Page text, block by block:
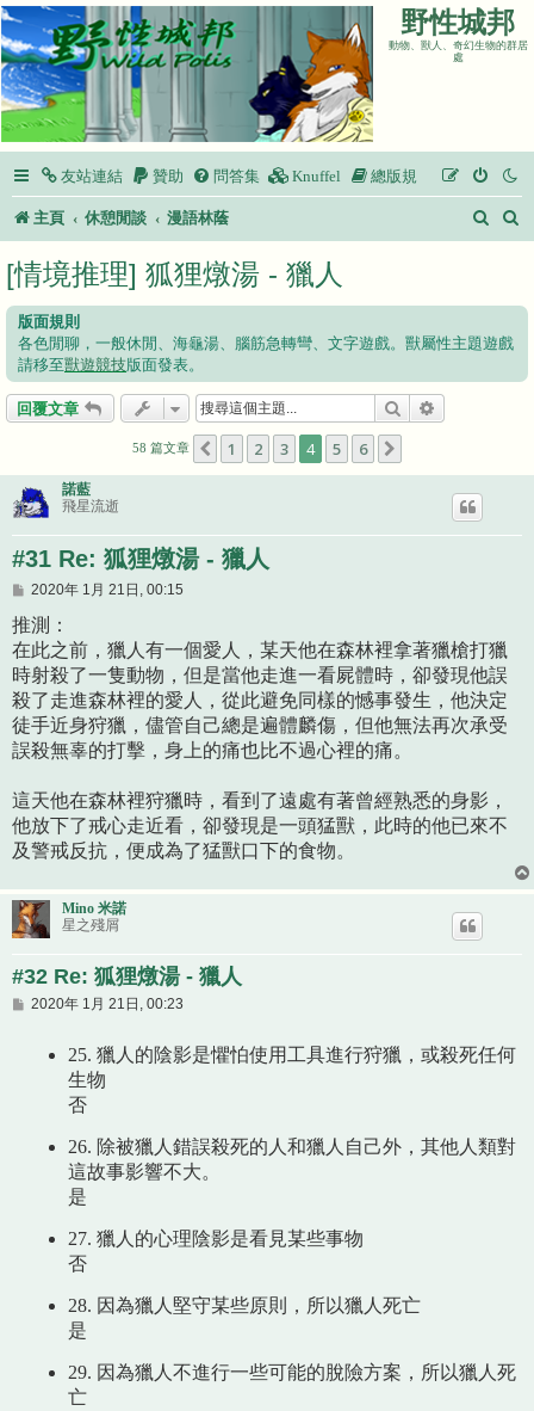
野性城邦
動物、獸人、奇幻生物的群居
處
友站連結 贊助 問答集 Knuffel 總版規
主頁 休憩閒談 漫語林蔭
搜
[情境推理] 狐狸燉湯 - 獵人
版面規則
各色閒聊，一般休閒、海龜湯、腦筋急轉彎、文字遊戲。獸屬性主題遊戲
請移至獸遊競技版面發表。
回覆文章 搜尋
58 篇文章 上一頁
1 2 3 4 5 6
諾藍
飛星流逝
#31 Re: 狐狸燉湯 - 獵人
文
2020年 1月 21日, 00:15
推測：
在此之前，獵人有一個愛人，某天他在森林裡拿著獵槍打獵
時射殺了一隻動物，但是當他走進一看屍體時，卻發現他誤
殺了走進森林裡的愛人，從此避免同樣的憾事發生，他決定
徒手近身狩獵，儘管自己總是遍體麟傷，但他無法再次承受
誤殺無辜的打擊，身上的痛也比不過心裡的痛。
這天他在森林裡狩獵時，看到了遠處有著曾經熟悉的身影，
他放下了戒心走近看，卻發現是一頭猛獸，此時的他已來不
及警戒反抗，便成為了猛獸口下的食物。
Mino 米諾
星之殘屑
#32 Re: 狐狸燉湯 - 獵人
文
2020年 1月 21日, 00:23
25. 獵人的陰影是懼怕使用工具進行狩獵，或殺死任何
生物
否
26. 除被獵人錯誤殺死的人和獵人自己外，其他人類對
這故事影響不大。
是
27. 獵人的心理陰影是看見某些事物
否
28. 因為獵人堅守某些原則，所以獵人死亡
是
29. 因為獵人不進行一些可能的脫險方案，所以獵人死
亡